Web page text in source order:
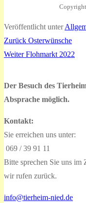
Veröffentlicht unter
Zurück Vorheriger
Beitrag:
Osterwünsche
Weiter Nächster
Flohmarkt 2022
Der Besuch des
Absprache möglich.
Kontakt:
Sie erreichen uns unter:
069 / 39 91 11
Bitte sprechen Sie uns
wir rufen zurück.
info@tierheim-nied.de